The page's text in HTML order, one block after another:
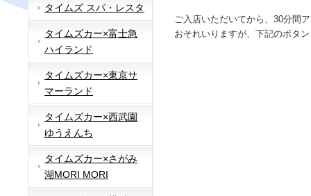
タイムズ スパ・レスタ
タイムズカー×富士急
ハイランド
タイムズカー×東京サ
マーランド
タイムズカー×西武園
ゆうえんち
タイムズカー×さがみ
湖MORI MORI
ご入店いただいてから、30分間
おそれいりますが、下記のボタ